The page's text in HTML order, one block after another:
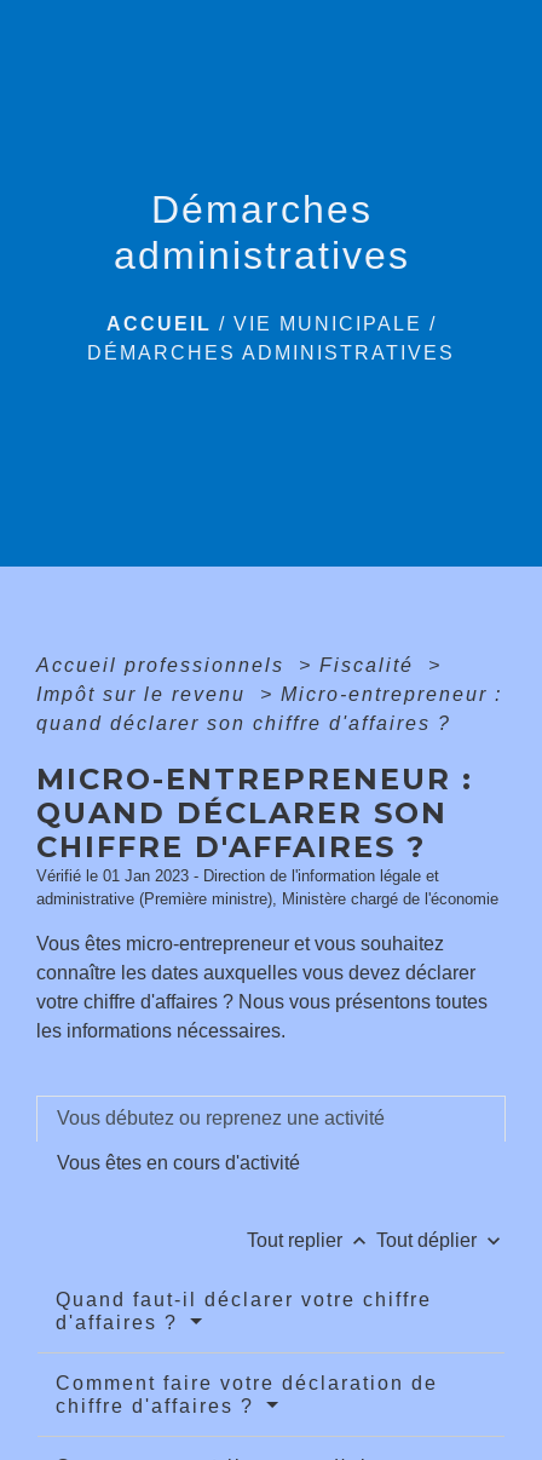
Démarches
administratives
ACCUEIL / VIE MUNICIPALE /
DÉMARCHES ADMINISTRATIVES
Accueil professionnels > Fiscalité
>
Impôt sur le revenu
> Micro-entrepreneur :
quand déclarer son chiffre d'affaires ?
MICRO-ENTREPRENEUR :
QUAND DÉCLARER SON
CHIFFRE D'AFFAIRES ?
Vérifié le 01 Jan 2023 - Direction de l'information légale et
administrative (Première ministre), Ministère chargé de l'économie
Vous êtes micro-entrepreneur et vous souhaitez
connaître les dates auxquelles vous devez déclarer
votre chiffre d'affaires ? Nous vous présentons toutes
les informations nécessaires.
Vous débutez ou reprenez une activité
Vous êtes en cours d'activité
Tout replier keyboard_arrow_up Tout déplier keyboard_arrow_down
Quand faut-il déclarer votre chiffre
d'affaires ?
Comment faire votre déclaration de
chiffre d'affaires ?